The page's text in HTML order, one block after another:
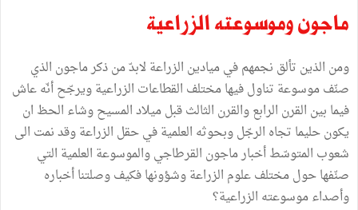
ماجون وموسوعته الزراعية
ومن الذين تألق نجمهمفيميادين الزراعة لابدّمنذكرماجون الذي
صنّفموسوعة تناولفيهامختلف القطاعات الزراعيةويرجّحأنّهعاش
فيما بين القرن الرابعوالقرن الثالثقبلميلادالمسيحوشاء الحظ ان
يكونحليما تجاه الرجّلوبحوثه العلميةفيحقل الزراعةوقدنمت الى
شعوب المتوسّطأخبارماجون القرطاجيوالموسوعة العلمية التي
صنّفهاحولمختلفعلوم الزراعةوشؤونهافكيفوصلتناأخباره
وأصداءموسوعته الزراعية؟